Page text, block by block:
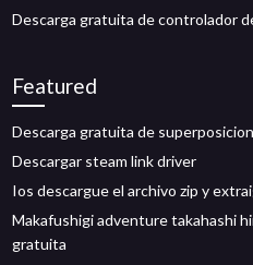
Descarga gratuita de controlador
Featured
Descarga gratuita de
Descargar steam link driver
Ios descargue el archivo zip y
Makafushigi adventure takahashi
gratuita